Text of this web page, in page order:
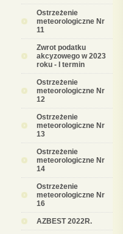
Ostrzeżenie
meteorologiczne Nr
11
Zwrot podatku
akcyzowego w 2023
roku - I termin
Ostrzeżenie
meteorologiczne Nr
12
Ostrzeżenie
meteorologiczne Nr
13
Ostrzeżenie
meteorologiczne Nr
14
Ostrzeżenie
meteorologiczne Nr
16
AZBEST 2022R.